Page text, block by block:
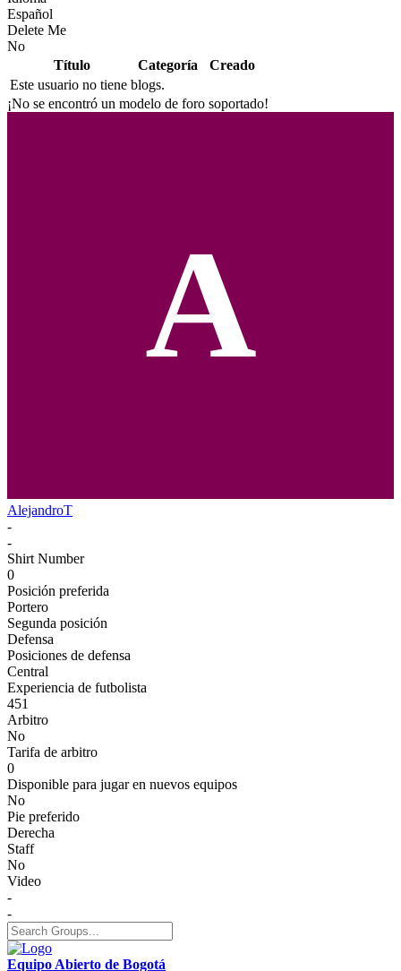
Español
Delete Me
No
Título
Categoría
Creado
Este usuario no tiene blogs.
¡No se encontró un modelo de foro soportado!
A
AlejandroT
-
-
Shirt Number
0
Posición preferida
Portero
Segunda posición
Defensa
Posiciones de defensa
Central
Experiencia de futbolista
451
Arbitro
No
Tarifa de arbitro
0
Disponible para jugar en nuevos equipos
No
Pie preferido
Derecha
Staff
No
Video
-
-
Equipo Abierto de Bogotá